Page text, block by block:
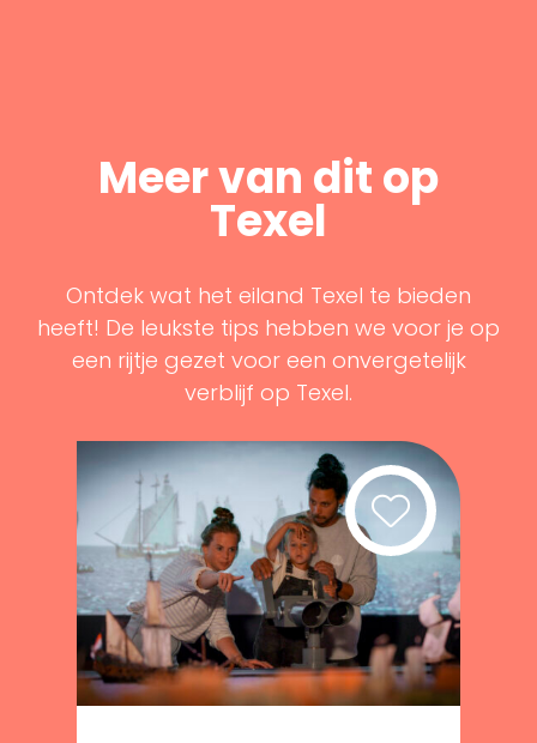
Meer van dit op
Texel
Ontdek wat het eiland Texel te bieden
heeft! De leukste tips hebben we voor je op
een rijtje gezet voor een onvergetelijk
verblijf op Texel.